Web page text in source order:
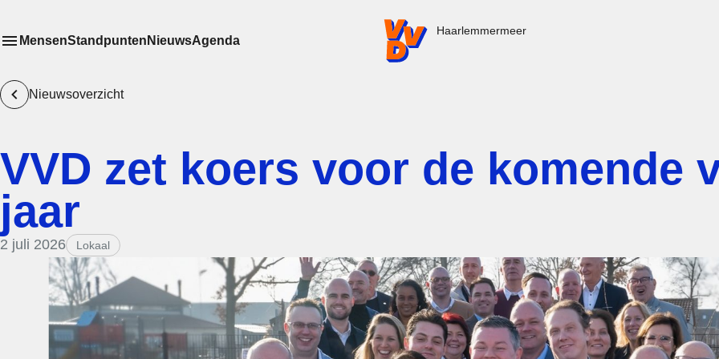
VVD.nl - Ga naar de homepage
Haarlemmermeer
Toon het submenu van
Meer menu items
MensenStandpunten NieuwsAgenda
Nieuwsoverzicht
VVD zet koers voor de komende
jaar
2 juli 2026 Lokaal